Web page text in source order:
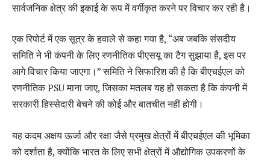
सार्वजनिक क्षेत्र की इकाई के रूप में वर्गीकृत करने पर विचार कर रही है।
एक रिपोर्ट में एक सूत्र के हवाले से कहा गया है, “अब जबकि संसदीय
समिति ने भी कंपनी के लिए रणनीतिक पीएसयू का टैग सुझाया है, इस पर
आगे विचार किया जाएगा।” समिति ने सिफारिश की है कि बीएचईएल को
रणनीतिक PSU माना जाए, जिसका मतलब यह हो सकता है कि कंपनी में
सरकारी हिस्सेदारी बेचने की कोई और बातचीत नहीं होगी।
यह कदम अक्षय ऊर्जा और रक्षा जैसे प्रमुख क्षेत्रों में बीएचईएल की भूमिका
को दर्शाता है, क्योंकि भारत के लिए सभी क्षेत्रों में औद्योगिक उपकरणों के